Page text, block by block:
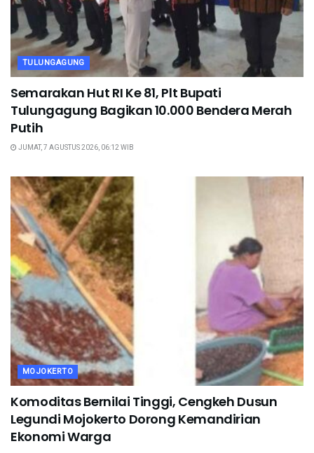
TULUNGAGUNG
Semarakan Hut RI Ke 81, Plt Bupati
Tulungagung Bagikan 10.000 Bendera Merah
Putih
JUMAT, 7 AGUSTUS 2026, 06:12 WIB
MOJOKERTO
Komoditas Bernilai Tinggi, Cengkeh Dusun
Legundi Mojokerto Dorong Kemandirian
Ekonomi Warga